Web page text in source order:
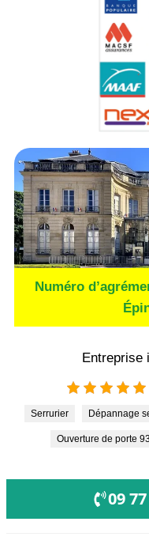
Numéro
Entreprise
Serrurier Dépannage
Ouverture de porte
09